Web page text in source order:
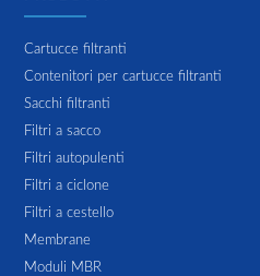
Cartucce filtranti
Contenitori per cartucce filtranti
Sacchi filtranti
Filtri a sacco
Filtri autopulenti
Filtri a ciclone
Filtri a cestello
Membrane
Moduli MBR